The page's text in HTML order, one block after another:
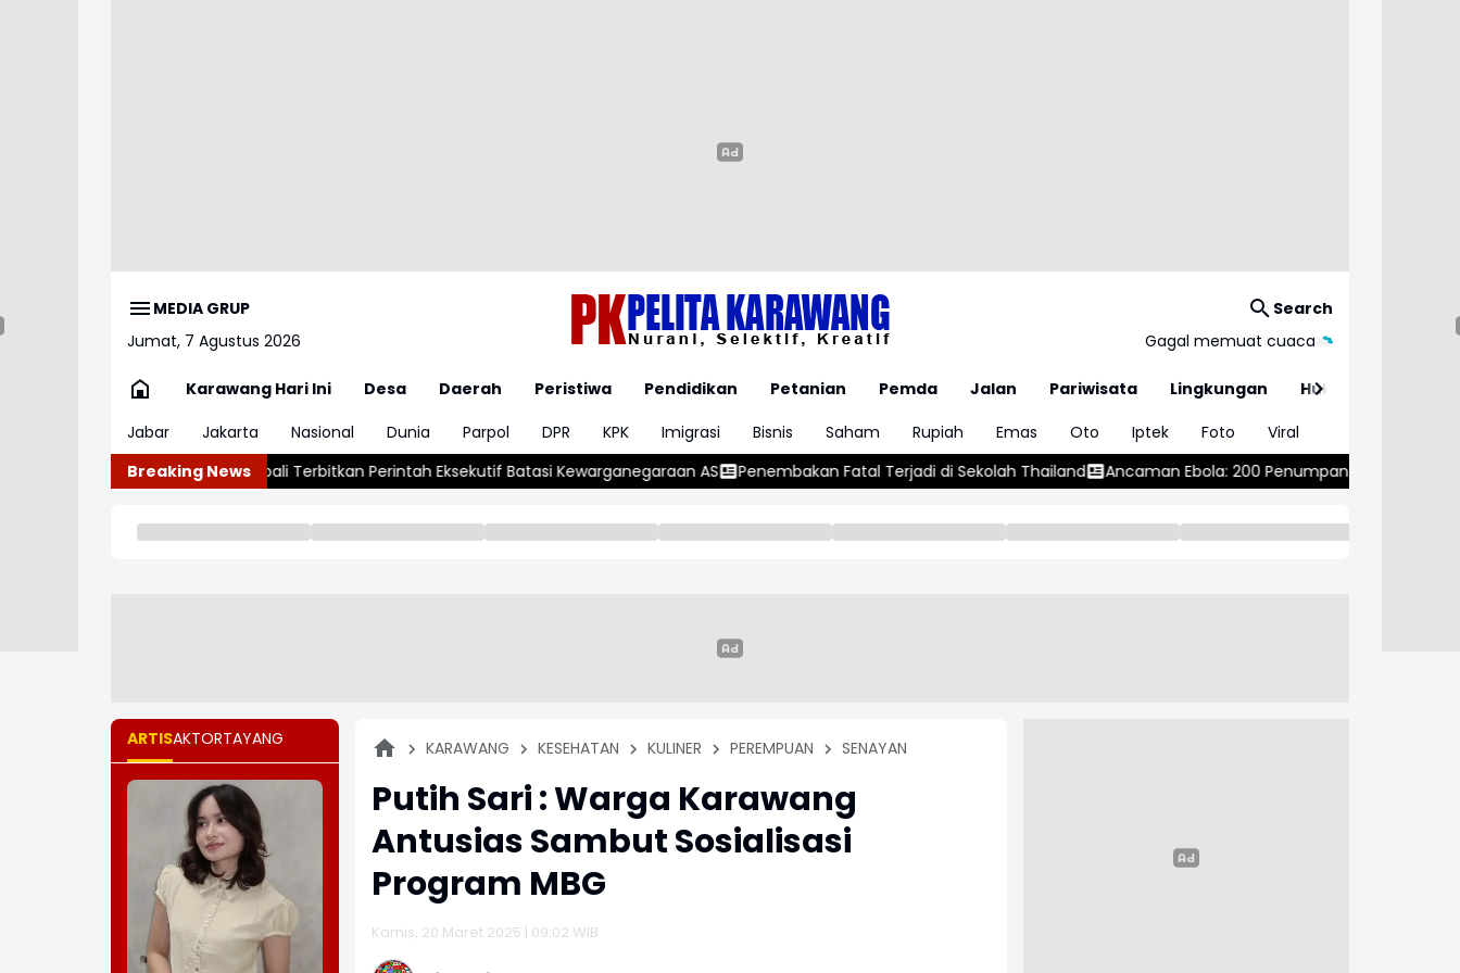
MEDIA GRUP
Jumat, 7 Agustus 2026
Search
Gagal memuat cuaca
Karawang Hari Ini Desa Daerah Peristiwa Pendidikan Petanian Pemda Jalan Pariwisata Lingkungan
Hukum
Jabar
Jakarta Nasional Dunia Parpol DPR KPK Imigrasi Bisnis Saham Rupiah Emas Oto Iptek Foto
Viral
Breaking News
Trump Kembali Terbitkan Perintah Eksekutif Batasi Kewarganegaraan AS Penembakan Fatal Terjadi di Sekolah Thailand Ancaman Ebola: 200 Penumpang Kapal Dikarantina
ARTISAKTORTAYANG KARAWANG KESEHATAN KULINER PEREMPUAN SENAYAN
Putih Sari : Warga Karawang
Antusias Sambut Sosialisasi
Program MBG
Kamis, 20 Maret 2025 | 09:02 WIB